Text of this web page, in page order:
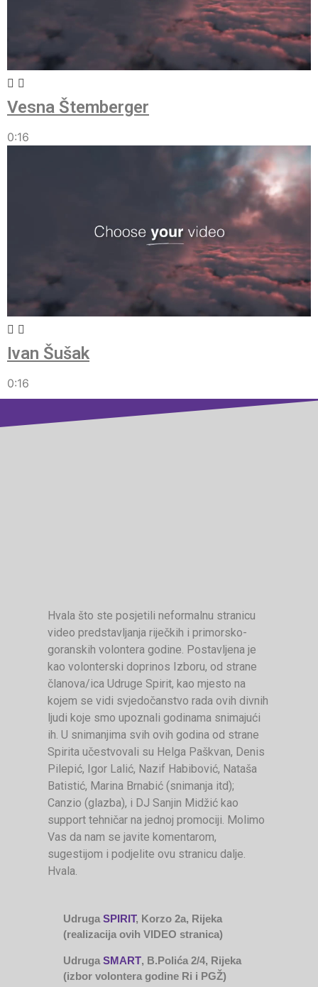
Vesna Štemberger
0:16
Ivan Šušak
0:16
Hvala što ste posjetili neformalnu stranicu
video predstavljanja riječkih i primorsko-
goranskih volontera godine. Postavljena je
kao volonterski doprinos Izboru, od strane
članova/ica Udruge Spirit, kao mjesto na
kojem se vidi svjedočanstvo rada ovih divnih
ljudi koje smo upoznali godinama snimajući
ih. U snimanjima svih ovih godina od strane
Spirita učestvovali su Helga Paškvan, Denis
Pilepić, Igor Lalić, Nazif Habibović, Nataša
Batistić, Marina Brnabić (snimanja itd);
Canzio (glazba), i DJ Sanjin Midžić kao
support tehničar na jednoj promociji. Molimo
Vas da nam se javite komentarom,
sugestijom i podjelite ovu stranicu dalje.
Hvala.
Udruga SPIRIT, Korzo 2a, Rijeka
(realizacija ovih VIDEO stranica)
Udruga SMART, B.Polića 2/4, Rijeka
(izbor volontera godine Ri i PGŽ)